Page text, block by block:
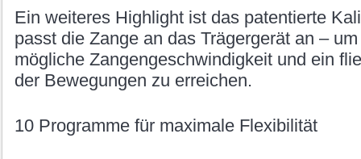
Ein weiteres Highlight ist das patentierte
passt die Zange an das Trägergerät an –
mögliche Zangengeschwindigkeit und ein
der Bewegungen zu erreichen.
10 Programme für maximale Flexibilität